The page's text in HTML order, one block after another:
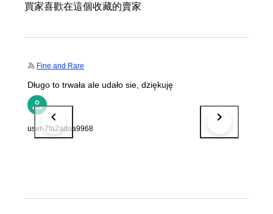
買家喜歡在這個收藏的賣家
為 Fine and Rare
Długo to trwała ale udało sie, dziękuję
user-7fa2adaa9968